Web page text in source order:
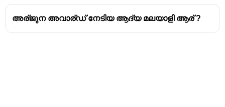
അര്ജുന അവാര്ഡ് നേടിയ ആദ്യ മലയാളി ആര് ?